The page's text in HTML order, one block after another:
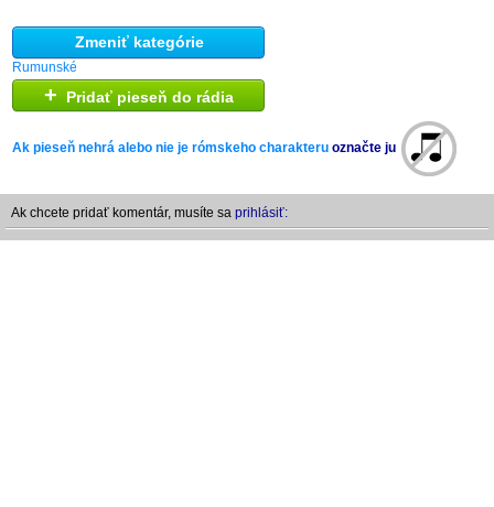
Zmeniť kategórie
Rumunské
+ Pridať pieseň do rádia
Ak pieseň nehrá alebo nie je rómskeho charakteru označte ju
Ak chcete pridať komentár, musíte sa prihlásiť: